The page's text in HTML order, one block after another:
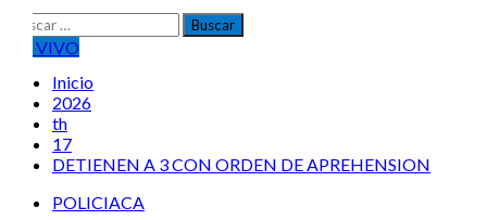
Buscar:
EN VIVO
Inicio
2026
th
17
DETIENEN A 3 CON ORDEN DE APREHENSION
POLICIACA